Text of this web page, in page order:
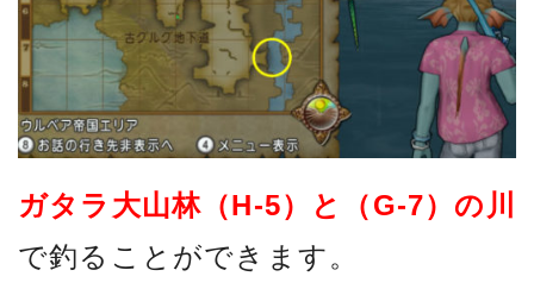
ガタラ大山林（H-5）と（G-7）の川
で釣ることができます。